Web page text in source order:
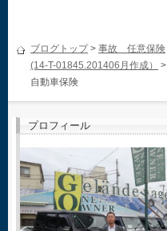
ブログトップ> 事故 任意保険
(14-T-01845.201406月作成）
>
自動車保険
プロフィール